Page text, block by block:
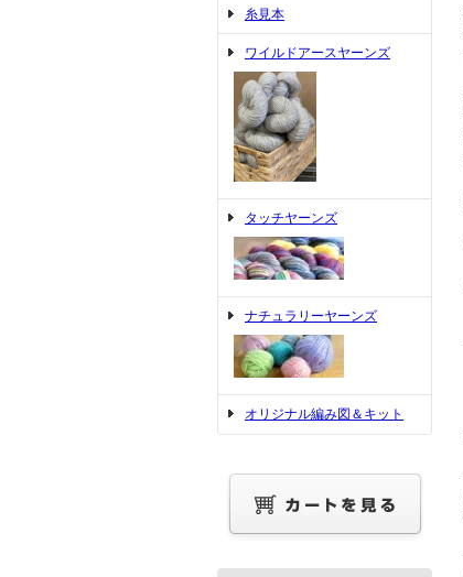
糸見本
ワイルドアースヤーンズ
タッチヤーンズ
ナチュラリーヤーンズ
オリジナル編み図＆キット